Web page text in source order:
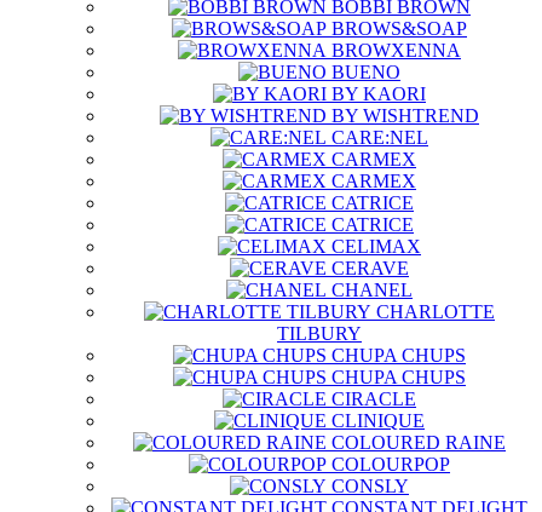
BOBBI BROWN
BROWS&SOAP
BROWXENNA
BUENO
BY KAORI
BY WISHTREND
CARE:NEL
CARMEX
CARMEX
CATRICE
CATRICE
CELIMAX
CERAVE
CHANEL
CHARLOTTE
TILBURY
CHUPA CHUPS
CHUPA CHUPS
CIRACLE
CLINIQUE
COLOURED RAINE
COLOURPOP
CONSLY
CONSTANT DELIGHT